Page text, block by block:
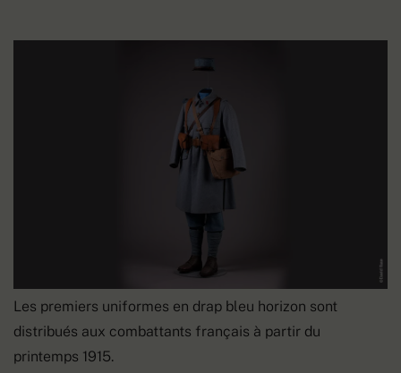
Les premiers uniformes en drap bleu horizon sont
distribués aux combattants français à partir du
printemps 1915.